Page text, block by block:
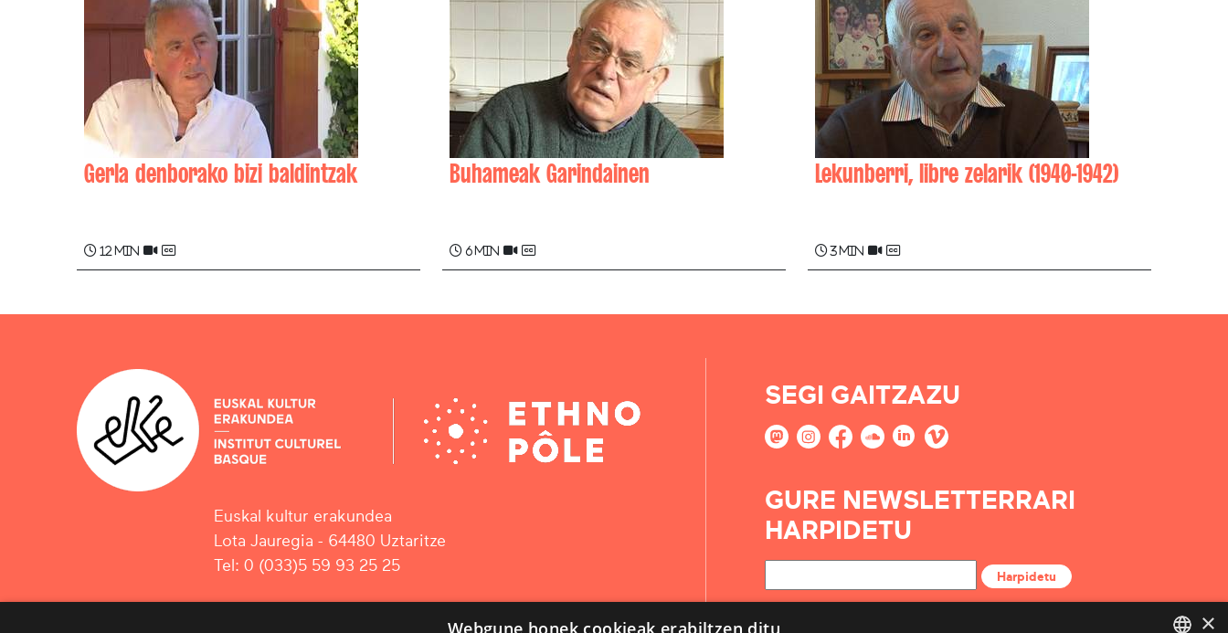
Gerla denborako bizi baldintzak
12 min
Buhameak Garindainen
6 min
Lekunberri, libre zelarik (1940-1942)
3 min
Euskal kultur erakundea
Lota Jauregia - 64480 Uztaritze
Tel: 0 (033)5 59 93 25 25
SEGI GAITZAZU
GURE NEWSLETTERRARI
HARPIDETU
Harpidetu
×
Webgune honek cookieak erabiltzen ditu